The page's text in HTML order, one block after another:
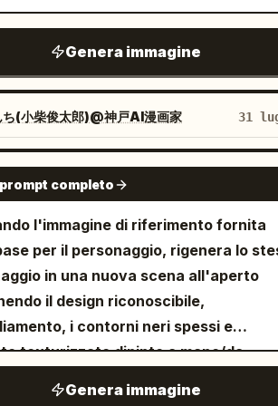
Genera immagine
ち(小柴俊太郎)@神戸AI漫画家 31
GPT
completo
l'immagine di riferimento fornita
per il personaggio, rigenera lo
in una nuova scena all'aperto
il design riconoscibile,
i contorni neri spessi e
texturizzato dipinto a mano/da
in avanti, con una mano che
Genera immagine